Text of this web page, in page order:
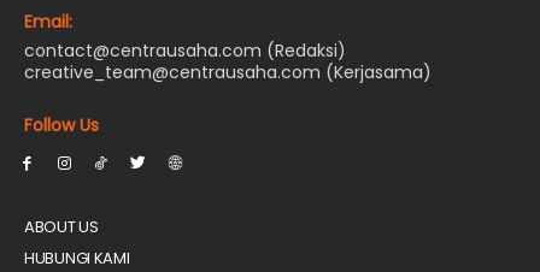
Email:
contact@centrausaha.com (Redaksi)
creative_team@centrausaha.com (Kerjasama)
Follow Us
ABOUT US
HUBUNGI KAMI